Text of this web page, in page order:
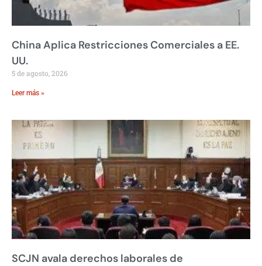
China Aplica Restricciones Comerciales a EE.
UU.
5 de agosto, 2026
Leer más »
SCJN avala derechos laborales de